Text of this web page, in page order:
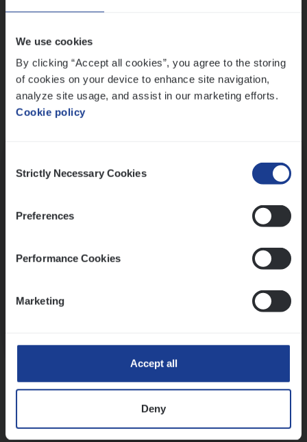
We use cookies
By clicking “Accept all cookies”, you agree to the storing
of cookies on your device to enhance site navigation,
analyze site usage, and assist in our marketing efforts.
Cookie policy
Selection
Strictly Necessary Cookies
Preferences
Performance Cookies
Marketing
Accept all
Deny